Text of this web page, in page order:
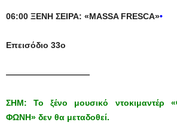
06:00 ΞΕΝΗ ΣΕΙΡΑ: «ΜΑSSA FRESCA»•
Eπεισόδιο 33ο
——————————
ΣΗΜ: Το ξένο μουσικό ντοκιμαντέρ
ΦΩΝΗ» δεν θα μεταδοθεί.